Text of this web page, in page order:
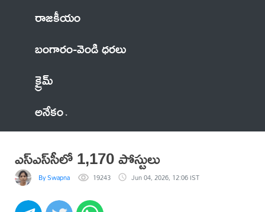
రాజకీయం
బంగారం-వెండి ధరలు
క్రైమ్
అనేకం
ఎస్‌ఎస్‌సీలో 1,170 పోస్టులు
By Swapna 19243 Jun 04, 2026, 12:06 IST